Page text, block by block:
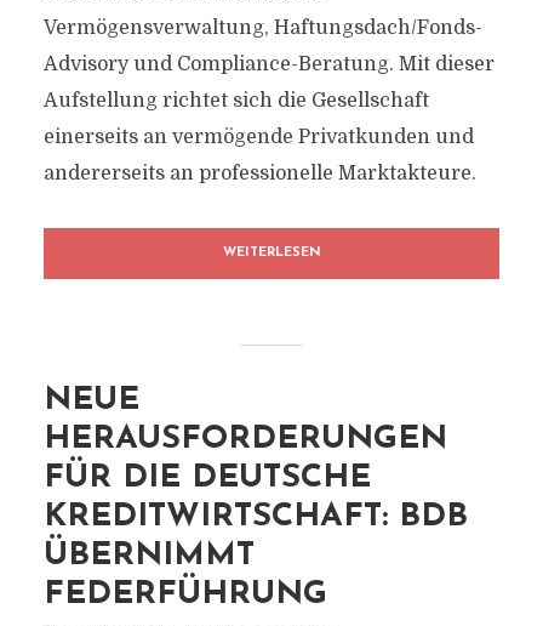
Vermögensverwaltung, Haftungsdach/Fonds-
Advisory und Compliance-Beratung. Mit dieser
Aufstellung richtet sich die Gesellschaft
einerseits an vermögende Privatkunden und
andererseits an professionelle Marktakteure.
WEITERLESEN
NEUE
HERAUSFORDERUNGEN
FÜR DIE DEUTSCHE
KREDITWIRTSCHAFT: BDB
ÜBERNIMMT
FEDERFÜHRUNG